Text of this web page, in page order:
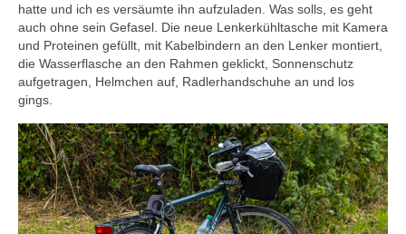
hatte und ich es versäumte ihn aufzuladen. Was solls, es geht
auch ohne sein Gefasel. Die neue Lenkerkühltasche mit Kamera
und Proteinen gefüllt, mit Kabelbindern an den Lenker montiert,
die Wasserflasche an den Rahmen geklickt, Sonnenschutz
aufgetragen, Helmchen auf, Radlerhandschuhe an und los
gings.